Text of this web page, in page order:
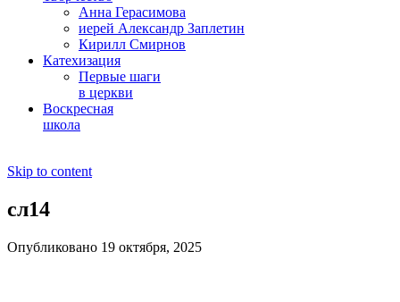
Анна Герасимова
иерей Александр Заплетин
Кирилл Смирнов
Катехизация
Первые шаги
в церкви
Воскресная
школа
Skip to content
сл14
Опубликовано 19 октября, 2025